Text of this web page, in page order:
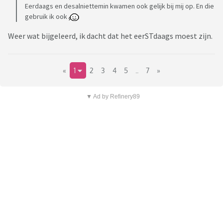
Eerdaags en desalniettemin kwamen ook gelijk bij mij op. En die
gebruik ik ook
Weer wat bijgeleerd, ik dacht dat het eerSTdaags moest zijn.
« 1 2 3 4 5 7 »
▼ Ad by Refinery89